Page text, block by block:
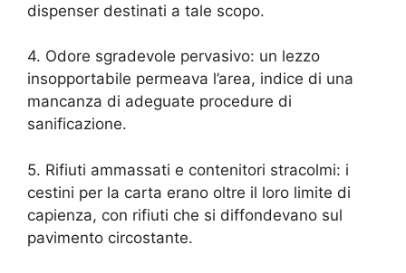
dispenser destinati a tale scopo.
4. Odore sgradevole pervasivo: un lezzo
insopportabile permeava l’area, indice di una
mancanza di adeguate procedure di
sanificazione.
5. Rifiuti ammassati e contenitori stracolmi: i
cestini per la carta erano oltre il loro limite di
capienza, con rifiuti che si diffondevano sul
pavimento circostante.